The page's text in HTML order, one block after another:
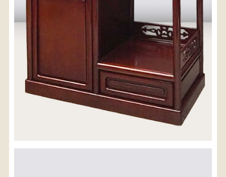
お届け先、送料ランクを選択する事で送料が表
示されます。
送料ランク
配送料金(税込)